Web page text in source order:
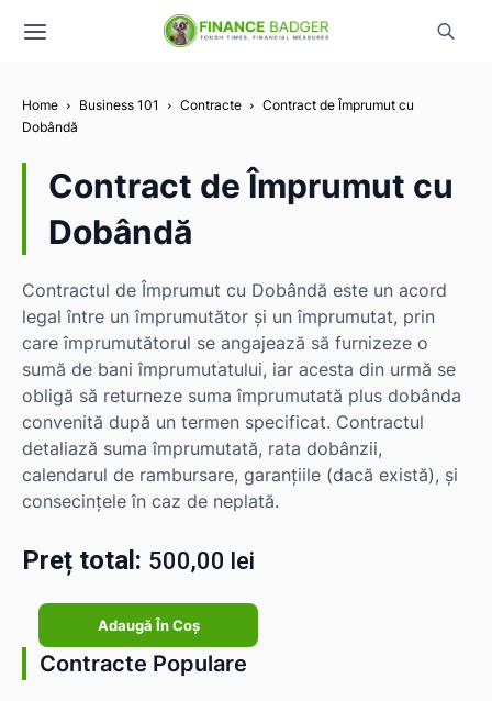
Home Business 101 Contracte
Contract de Împrumut cu
Dobândă
Contract de Împrumut cu
Dobândă
Contractul de Împrumut cu Dobândă este un acord
legal între un împrumutător și un împrumutat, prin
care împrumutătorul se angajează să furnizeze o
sumă de bani împrumutatului, iar acesta din urmă se
obligă să returneze suma împrumutată plus dobânda
convenită după un termen specificat. Contractul
detaliază suma împrumutată, rata dobânzii,
calendarul de rambursare, garanțiile (dacă există), și
consecințele în caz de neplată.
Preț total: 500,00 lei
Cantitate
Contract
Împrumut
Adaugă În Coș
Contracte Populare